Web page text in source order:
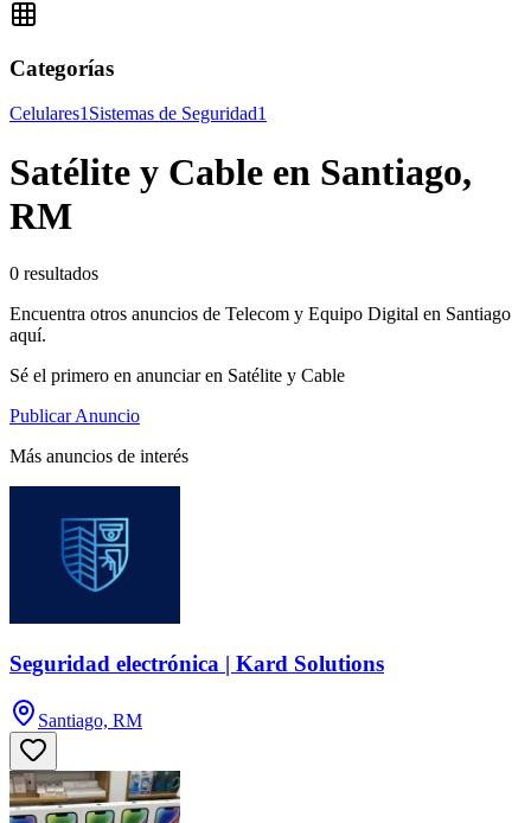
Categorías
Celulares1Sistemas de Seguridad1
Satélite y Cable en Santiago,
RM
0 resultados
Encuentra otros anuncios de Telecom y Equipo Digital en Santiago
aquí.
Sé el primero en anunciar en Satélite y Cable
Publicar Anuncio
Más anuncios de interés
Seguridad electrónica | Kard Solutions
Santiago, RM